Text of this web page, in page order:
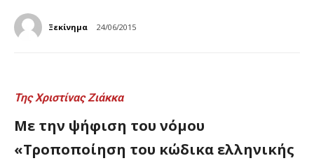
Ξεκίνημα 24/06/2015
Της Χριστίνας Ζιάκκα
Με την ψήφιση του νόμου
«Τροποποίηση του κώδικα ελληνικής